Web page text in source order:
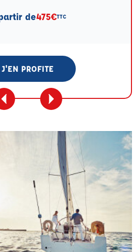
de475€TTC
J'EN PROFITE